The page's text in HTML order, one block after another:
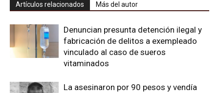
Artículos relacionados Más del autor
Denuncian presunta detención ilegal y
fabricación de delitos a exempleado
vinculado al caso de sueros
vitaminados
La asesinaron por 90 pesos y vendía